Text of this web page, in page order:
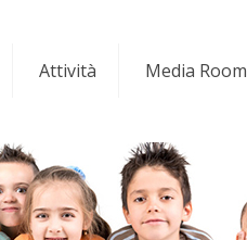
Attività Media Room